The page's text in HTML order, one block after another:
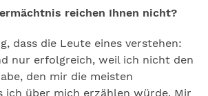
reichen Ihnen nicht?
dass die Leute eines verstehen:
nur erfolgreich, weil ich nicht den
den mir die meisten
ich über mich erzählen würde. Mir